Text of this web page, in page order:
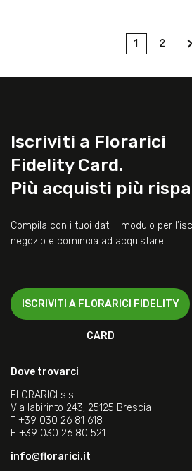
1 2 
Iscriviti a Florarici
Fidelity Card.
Più acquisti più
Compila con i tuoi dati il modulo per
negozio e comincia ad acquistare!
ISCRIVITI A FLORARICI FIDELITY
CARD
Dove trovarci
FLORARICI s.s
Via labirinto 243, 25125 Brescia
T +39 030 26 81 618
F +39 030 26 80 521
info@florarici.it